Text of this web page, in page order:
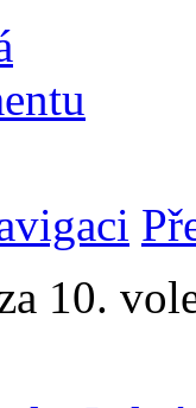
10.